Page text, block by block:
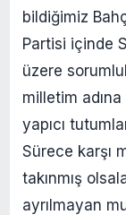
bildiğimiz
Partisi içinde
üzere
milletim
yapıcı
Sürece karşı
takınmış
ayrılmayan